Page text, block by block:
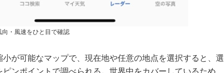
・風速をひと目で確認
が可能なマップで、現在地や任意の地点を選択すると、選
ンポイントで調べられる。世界中をカバーしているため、